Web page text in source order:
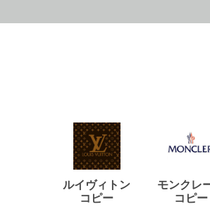
ルイヴィトン
コピー
モンクレ
コピー